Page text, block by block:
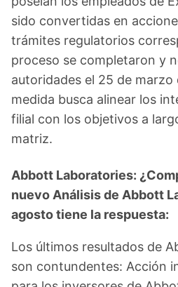
sido convertidas en
trámites regulatorios
proceso se completaron y
autoridades el 25 de marzo
medida busca alinear los
filial con los objetivos a
matriz.
Abbott Laboratories:
nuevo Análisis de Abbott
agosto tiene la respuesta:
Los últimos resultados de
son contundentes: Acción